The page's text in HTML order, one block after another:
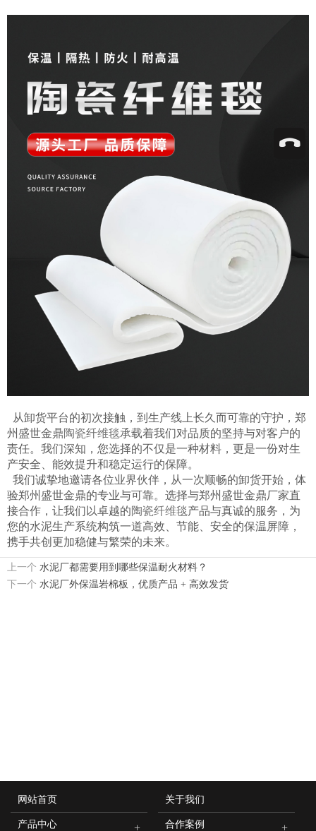
从卸货平台的初次接触，到生产线上长久而可靠的守护，郑
州盛世金鼎陶瓷纤维毯承载着我们对品质的坚持与对客户的
责任。我们深知，您选择的不仅是一种材料，更是一份对生
产安全、能效提升和稳定运行的保障。
我们诚挚地邀请各位业界伙伴，从一次顺畅的卸货开始，体
验郑州盛世金鼎的专业与可靠。选择与郑州盛世金鼎厂家直
接合作，让我们以卓越的陶瓷纤维毯产品与真诚的服务，为
您的水泥生产系统构筑一道高效、节能、安全的保温屏障，
携手共创更加稳健与繁荣的未来。
上一个 水泥厂都需要用到哪些保温耐火材料？
下一个 水泥厂外保温岩棉板，优质产品 + 高效发货
网站首页 关于我们
产品中心 合作案例